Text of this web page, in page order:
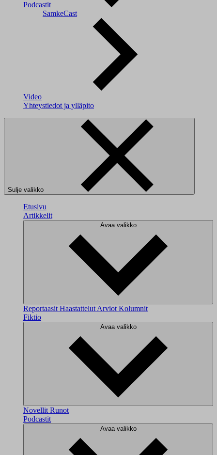
Podcastit
SamkeCast
Video
Yhteystiedot ja ylläpito
Sulje valikko
Etusivu
Artikkelit
Avaa valikko
Reportaasit Haastattelut Arviot Kolumnit
Fiktio
Avaa valikko
Novellit Runot
Podcastit
Avaa valikko